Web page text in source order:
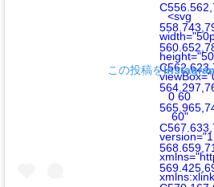
<svg
0 60
60"
この投稿を